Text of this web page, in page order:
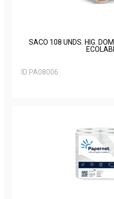
SACO 108 UNDS. HIG.
ID:PA08006